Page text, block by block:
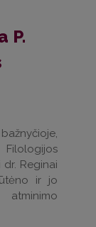
P.
Reginai
ir jo
atminimo